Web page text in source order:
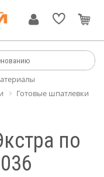
Готовые шпатлевки
по